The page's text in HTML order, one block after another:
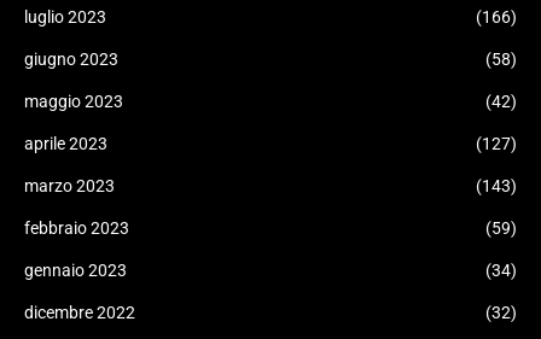
luglio 2023 (166)
giugno 2023 (58)
maggio 2023 (42)
aprile 2023 (127)
marzo 2023 (143)
febbraio 2023 (59)
gennaio 2023 (34)
dicembre 2022 (32)